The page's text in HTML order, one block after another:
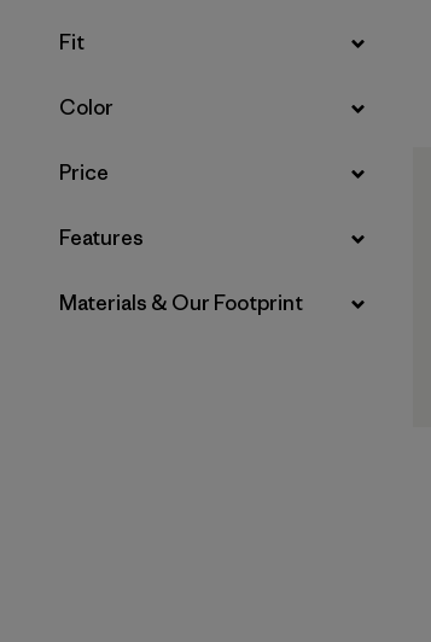
Filtrar por
Fit
Filtrar por
Color
Filtrar por
Price
Filtrar por
Features
Filtrar por
Materials & Our Footprint